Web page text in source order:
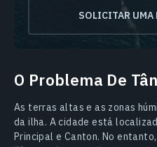
SOLICITAR UMA
O Problema De
As terras altas e as zonas
da ilha. A cidade está
Principal e Canton. No